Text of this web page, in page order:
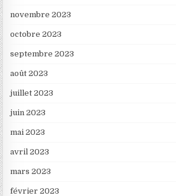
novembre 2023
octobre 2023
septembre 2023
août 2023
juillet 2023
juin 2023
mai 2023
avril 2023
mars 2023
février 2023